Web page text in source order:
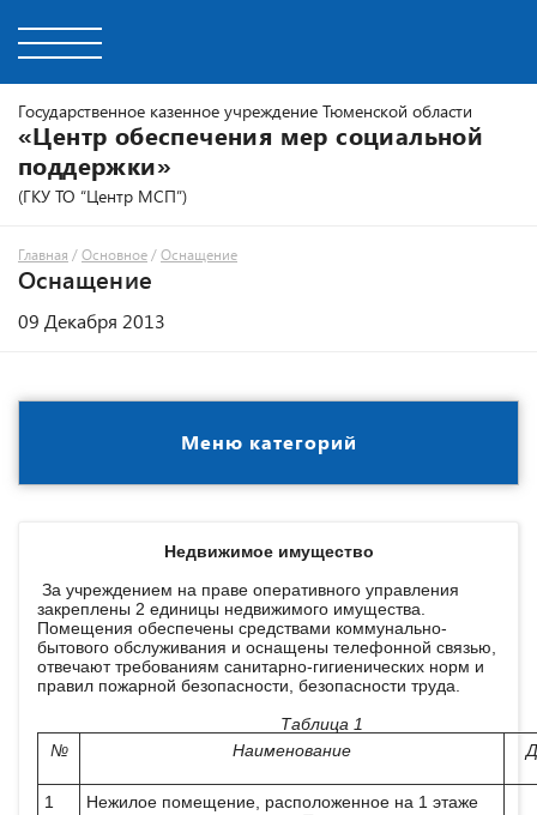
Государственное казенное учреждение Тюменской области
«Центр обеспечения мер социальной
поддержки»
(ГКУ ТО “Центр МСП”)
Главная /Основное /Оснащение
Оснащение
09 Декабря 2013
Меню категорий
Недвижимое имущество
За учреждением на праве оперативного управления
закреплены 2 единицы недвижимого имущества.
Помещения обеспечены средствами коммунально-
бытового обслуживания и оснащены телефонной связью,
отвечают требованиям санитарно-гигиенических норм и
правил пожарной безопасности, безопасности труда.
Таблица 1
№
Наименование
1
Нежилое помещение, расположенное на 1 этаже